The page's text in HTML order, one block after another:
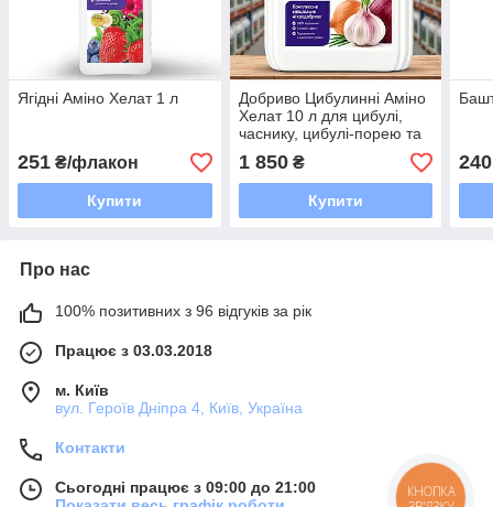
Ягідні Аміно Хелат 1 л
251 ₴/флакон
Купити
Добриво Цибулинні Аміно
Хелат 10 л для цибулі,
часнику, цибулі-порею та
інших цибулинних культур
1 850₴
Купити
240
Про нас
100% позитивних з 96 відгуків за рік
Працює з 03.03.2018
м. Київ
вул. Героїв Дніпра 4, Київ, Україна
Контакти
Сьогодні працює з 09:00 до 21:00
КНОПКА